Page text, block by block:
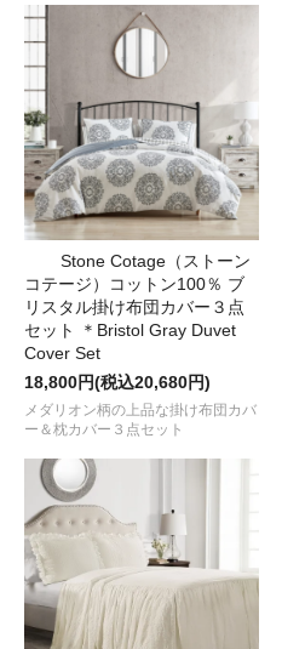
Stone Cotage（ストーン
コテージ）コットン100％ ブ
リスタル掛け布団カバー３点
セット ＊Bristol Gray Duvet
Cover Set
18,800円(税込20,680円)
メダリオン柄の上品な掛け布団カバ
ー＆枕カバー３点セット